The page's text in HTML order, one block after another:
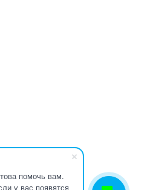
помочь вам.
у вас появятся